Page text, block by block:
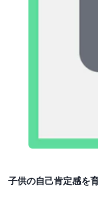
子供の自己肯定感を